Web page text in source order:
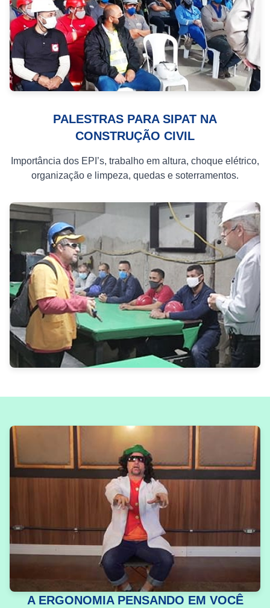
PALESTRAS PARA SIPAT NA
CONSTRUÇÃO CIVIL
Importância dos EPI’s, trabalho em altura, choque elétrico,
organização e limpeza, quedas e soterramentos.
A ERGONOMIA PENSANDO EM VOCÊ